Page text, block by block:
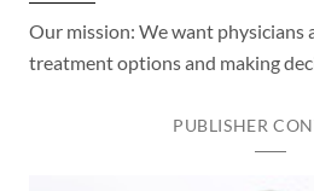
Our mission: We want physicians
treatment options and making
PUBLISHER